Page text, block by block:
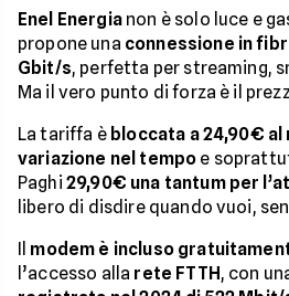
Enel Energianon è solo luce e
propone una connessione in
Gbit/s, perfetta per streaming,
Ma il vero punto di forza è il
La tariffa è bloccata a 24,90€ al
variazione nel tempo e
Paghi 29,90€ una tantum per
libero di disdire quando vuoi,
Il modem è incluso
l’accesso alla rete FTTH, con